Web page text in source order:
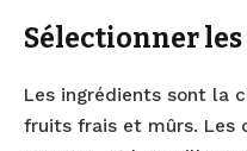
Sélectionner
Les ingrédients sont la
fruits frais et mûrs. Les